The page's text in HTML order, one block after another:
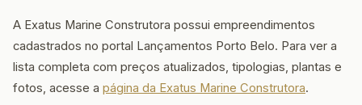
A Exatus Marine Construtora possui empreendimentos
cadastrados no portal Lançamentos Porto Belo. Para ver a
lista completa com preços atualizados, tipologias, plantas e
fotos, acesse a página da Exatus Marine Construtora.